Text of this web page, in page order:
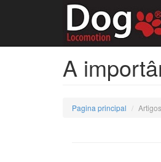
A
Pagina principal Artigos